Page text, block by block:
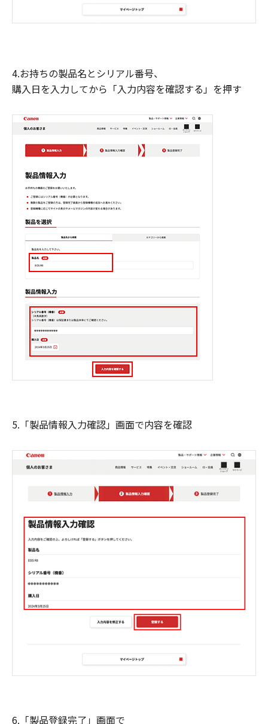
4.お持ちの製品名とシリアル番号、
購入日を入力してから「入力内容を確認する」を押す
5.「製品情報入力確認」画面で内容を確認
6.「製品登録完了」画面で